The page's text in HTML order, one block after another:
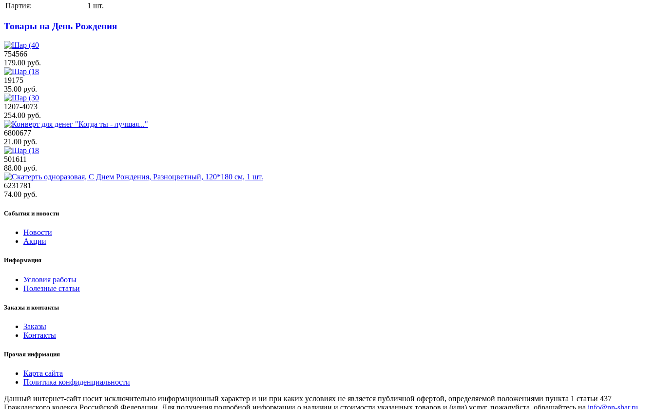
Партия:
1 шт.
Товары на День Рождения
754566
179.00 руб.
19175
35.00 руб.
1207-4073
254.00 руб.
6800677
21.00 руб.
501611
88.00 руб.
6231781
74.00 руб.
События и новости
Новости
Акции
Информация
Условия работы
Полезные статьи
Заказы и контакты
Заказы
Контакты
Прочая инфрмация
Карта сайта
Политика конфиденциальности
Данный интернет-сайт носит исключительно информационный характер и ни при каких условиях не является публичной офертой, определяемой положениями пункта 1 статьи 437